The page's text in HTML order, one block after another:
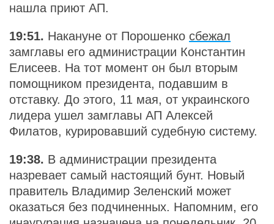
нашла приют АП.
19:51. Накануне от Порошенко сбежал
замглавы его администрации Константин
Елисеев. На тот момент он был вторым
помощником президента, подавшим в
отставку. До этого, 11 мая, от украинского
лидера ушел замглавы АП Алексей
Филатов, курировавший судебную систему.
19:38. В администрации президента
назревает самый настоящий бунт. Новый
правитель Владимир Зеленский может
оказаться без подчиненных. Напомним, его